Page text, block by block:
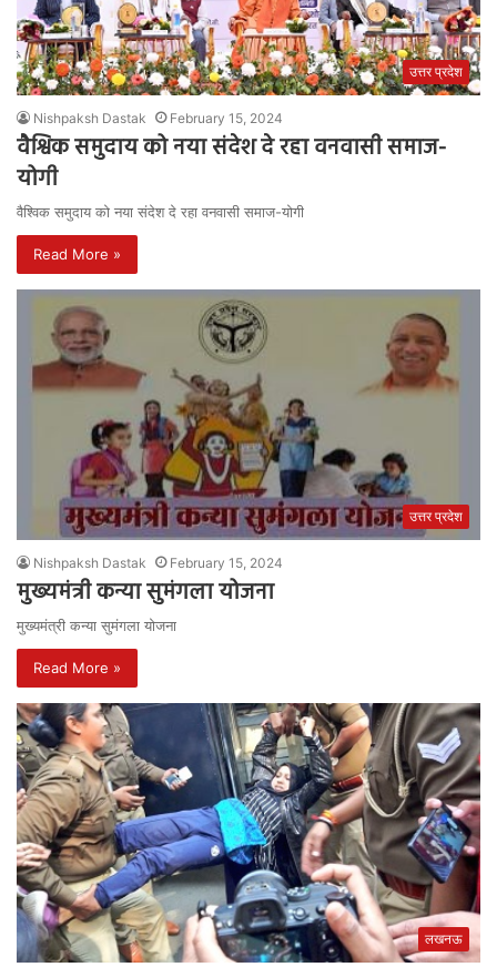
उत्तर प्रदेश
Nishpaksh Dastak February 15, 2024
वैश्विक समुदाय को नया संदेश दे रहा वनवासी समाज-
योगी
वैश्विक समुदाय को नया संदेश दे रहा वनवासी समाज-योगी
Read More »
उत्तर प्रदेश
Nishpaksh Dastak February 15, 2024
मुख्यमंत्री कन्या सुमंगला योजना
मुख्यमंत्री कन्या सुमंगला योजना
Read More »
लखनऊ